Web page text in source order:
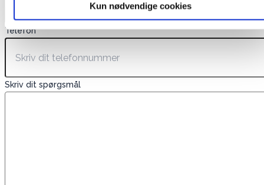
Kun nødvendige cookies
Telefon
Skriv dit spørgsmål